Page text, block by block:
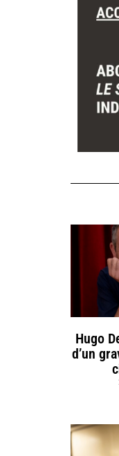
Hugo
d’un